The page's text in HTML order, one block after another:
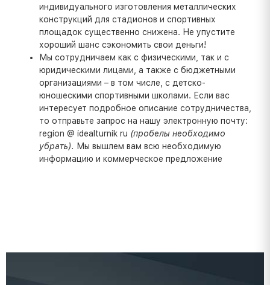
индивидуального изготовления металлических
конструкций для стадионов и спортивных
площадок существенно снижена. Не упустите
хороший шанс сэкономить свои деньги!
Мы сотрудничаем как с физическими, так и с
юридическими лицами, а также с бюджетными
организациями – в том числе, с детско-
юношескими спортивными школами. Если вас
интересует подробное описание сотрудничества,
то отправьте запрос на нашу электронную почту:
region @ idealturnik ru (пробелы необходимо
убрать). Мы вышлем вам всю необходимую
информацию и коммерческое предложение